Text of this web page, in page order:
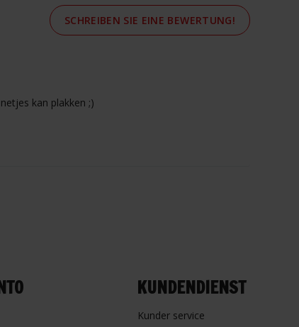
SCHREIBEN SIE EINE BEWERTUNG!
kan plakken ;)
KUNDENDIENST
Kunder service